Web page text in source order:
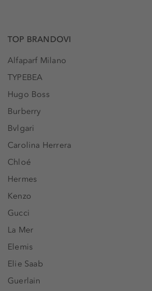
TOP BRANDOVI
Alfaparf Milano
TYPEBEA
Hugo Boss
Burberry
Bvlgari
Carolina Herrera
Chloé
Hermes
Kenzo
Gucci
La Mer
Elemis
Elie Saab
Guerlain